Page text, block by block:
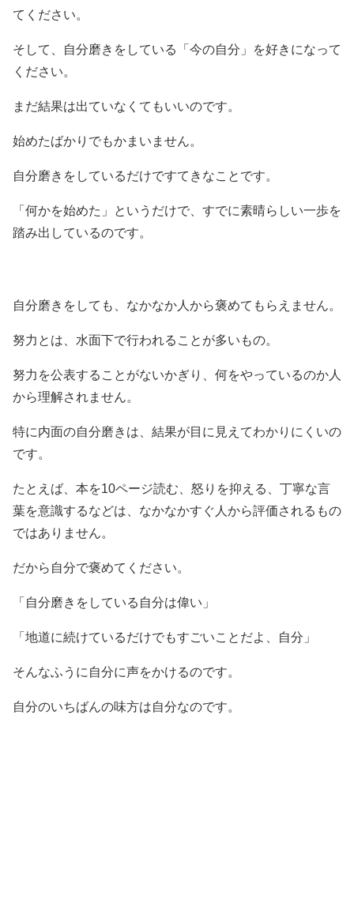
てください。
そして、自分磨きをしている「今の自分」を好きになって
ください。
まだ結果は出ていなくてもいいのです。
始めたばかりでもかまいません。
自分磨きをしているだけですてきなことです。
「何かを始めた」というだけで、すでに素晴らしい一歩を
踏み出しているのです。
自分磨きをしても、なかなか人から褒めてもらえません。
努力とは、水面下で行われることが多いもの。
努力を公表することがないかぎり、何をやっているのか人
から理解されません。
特に内面の自分磨きは、結果が目に見えてわかりにくいの
です。
たとえば、本を10ページ読む、怒りを抑える、丁寧な言
葉を意識するなどは、なかなかすぐ人から評価されるもの
ではありません。
だから自分で褒めてください。
「自分磨きをしている自分は偉い」
「地道に続けているだけでもすごいことだよ、自分」
そんなふうに自分に声をかけるのです。
自分のいちばんの味方は自分なのです。